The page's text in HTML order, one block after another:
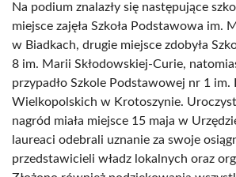
Na podium znalazły się następujące
miejsce zajęła Szkoła Podstawowa im.
w Biadkach, drugie miejsce zdobyła
8 im. Marii Skłodowskiej-Curie,
przypadło Szkole Podstawowej nr 1
Wielkopolskich w Krotoszynie.
nagród miała miejsce 15 maja w
laureaci odebrali uznanie za swoje
przedstawicieli władz lokalnych oraz